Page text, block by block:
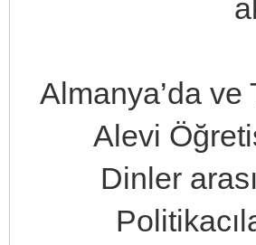
Almanya’da ve
Alevi
Dinler